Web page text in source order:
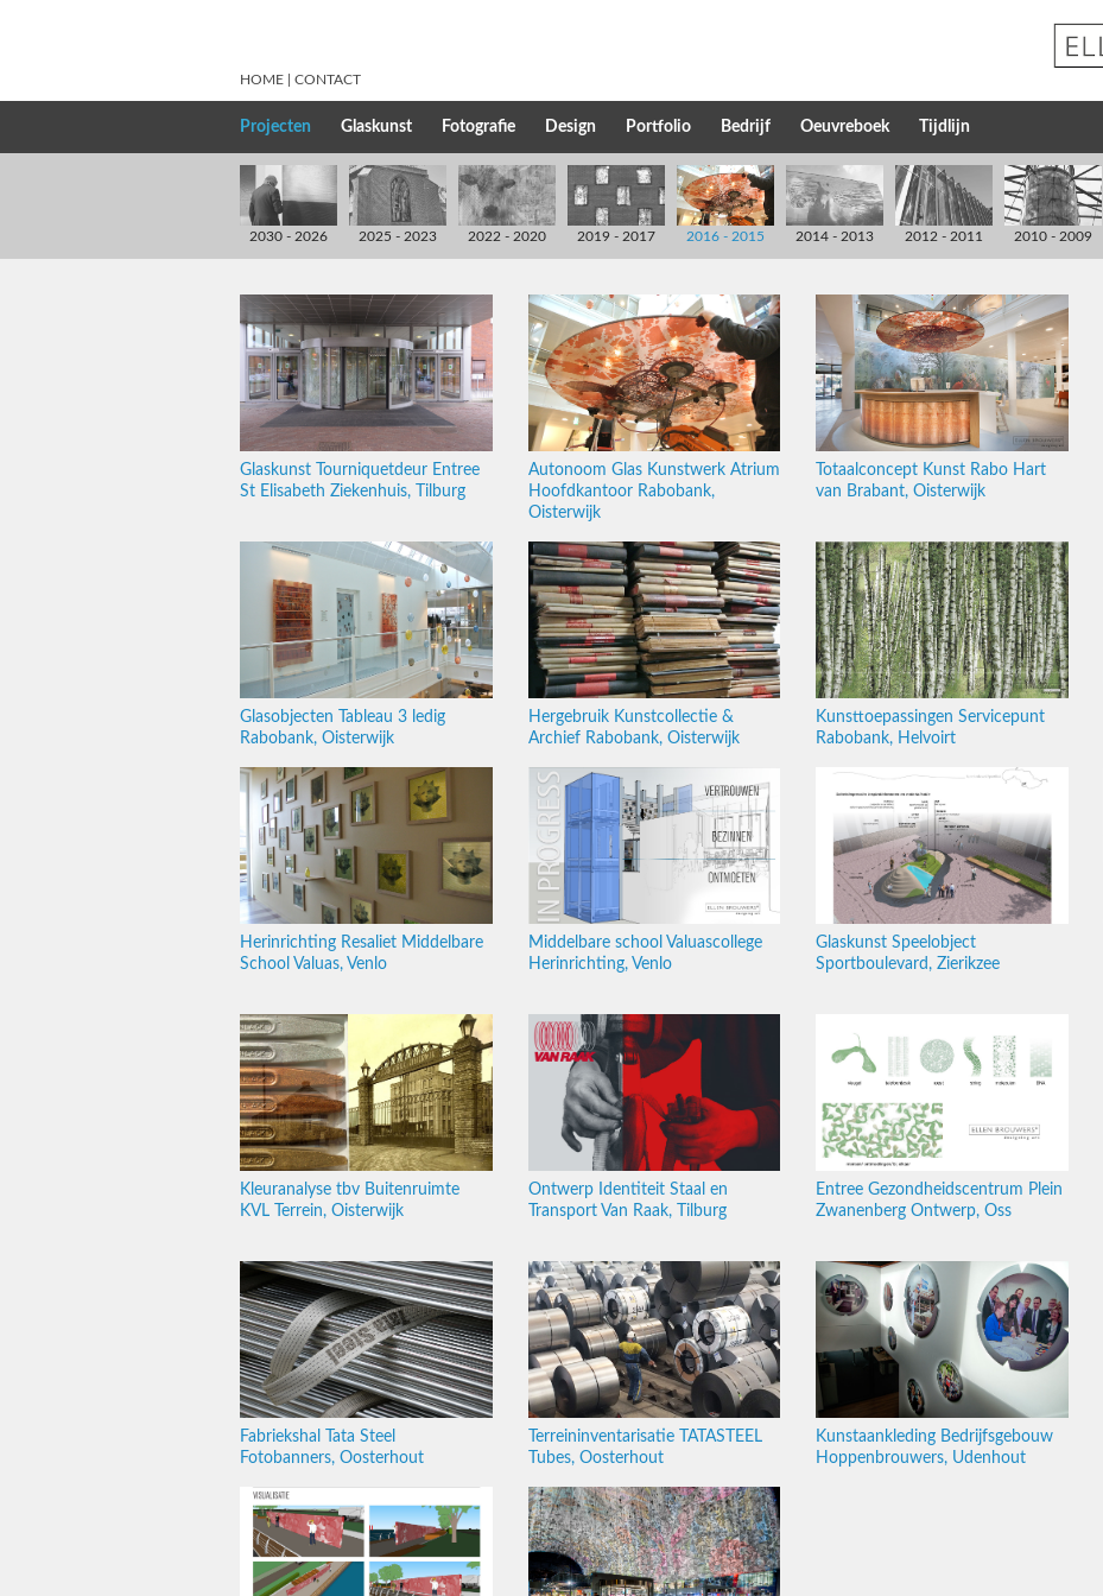
HOME CONTACT
Projecten Glaskunst Fotografie Design Portfolio Bedrijf Oeuvreboek Tijdlijn
2030 - 2026 2025 - 2023 2022 - 2020 2019 - 2017 2016 - 2015 2014 - 2013 2012 - 2011 2010 - 2009
Glaskunst Tourniquetdeur Entree
St Elisabeth Ziekenhuis, Tilburg
Autonoom Glas Kunstwerk Atrium
Hoofdkantoor Rabobank,
Oisterwijk
Totaalconcept Kunst Rabo Hart
van Brabant, Oisterwijk
Glasobjecten Tableau 3 ledig
Rabobank, Oisterwijk
Hergebruik Kunstcollectie &
Archief Rabobank, Oisterwijk
Kunsttoepassingen Servicepunt
Rabobank, Helvoirt
Herinrichting Resaliet Middelbare
School Valuas, Venlo
Middelbare school Valuascollege
Herinrichting, Venlo
Glaskunst Speelobject
Sportboulevard, Zierikzee
Kleuranalyse tbv Buitenruimte
KVL Terrein, Oisterwijk
Ontwerp Identiteit Staal en
Transport Van Raak, Tilburg
Entree Gezondheidscentrum Plein
Zwanenberg Ontwerp, Oss
Fabriekshal Tata Steel
Fotobanners, Oosterhout
Terreininventarisatie TATASTEEL
Tubes, Oosterhout
Kunstaankleding Bedrijfsgebouw
Hoppenbrouwers, Udenhout